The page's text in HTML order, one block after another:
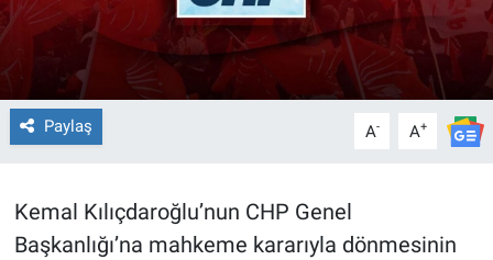
Paylaş A- A+
Kemal Kılıçdaroğlu’nun CHP Genel
Başkanlığı’na mahkeme kararıyla dönmesinin